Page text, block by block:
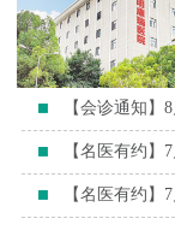
【会诊通知
【名医有约
【名医有约